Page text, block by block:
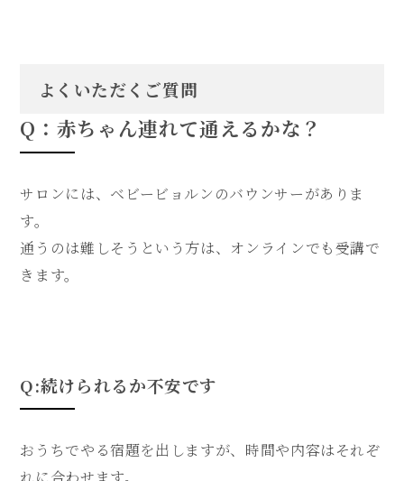
よくいただくご質問
Q：赤ちゃん連れて通えるかな？
サロンには、ベビービョルンのバウンサーがありま
す。
通うのは難しそうという方は、オンラインでも受講で
きます。
Q:続けられるか不安です
おうちでやる宿題を出しますが、時間や内容はそれぞ
れに合わせます。